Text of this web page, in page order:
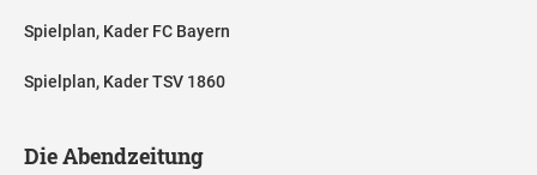
Spielplan, Kader FC Bayern
Spielplan, Kader TSV 1860
Die Abendzeitung